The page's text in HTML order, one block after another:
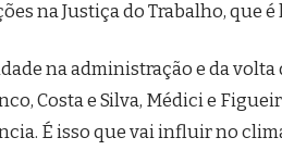
na Justiça do Trabalho, que é
na administração e da
Costa e Silva, Médici e
É isso que vai influir no